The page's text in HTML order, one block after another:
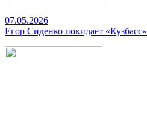
07.05.2026
Егор Сиденко покидает «Кузбасс»